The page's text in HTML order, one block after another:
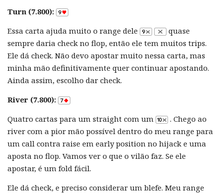
Turn (7.800):
Essa carta ajuda muito o range dele
quase
sempre daria check no flop, então ele tem muitos trips.
Ele dá check. Não devo apostar muito nessa carta, mas
minha mão definitivamente quer continuar apostando.
Ainda assim, escolho dar check.
River (7.800):
Quatro cartas para um straight com um
. Chego ao
river com a pior mão possível dentro do meu range para
um call contra raise em early position no hijack e uma
aposta no flop. Vamos ver o que o vilão faz. Se ele
apostar, é um fold fácil.
Ele dá check, e preciso considerar um blefe. Meu range